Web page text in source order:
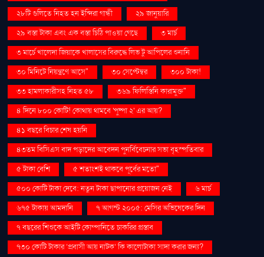
২৮টি গুলিতে নিহত হন ইন্দিরা গান্ধী
২৯ জানুয়ারি
২৯ বস্তা টাকা এবং এক বস্তা চিঠি পাওয়া গেছে
৩ মার্চ
৩ মার্চে খালেদা জিয়াকে খালাসের বিরুদ্ধে লিভ টু আপিলের শুনানি
৩০ মিনিটে নিয়ন্ত্রণে আসে"
৩০ সেপ্টেম্বর
৩০০ টাকা!
৩৩ হামলাকারীসহ নিহত ৫৮
৩৬৯ ফিলিস্তিনি কারামুক্ত"
৪ দিনে ৮০০ কোটি! কোথায় থামবে 'পুষ্পা ২' এর আয়?
৪১ বছরে বিচার শেষ হয়নি
৪৩তম বিসিএস বাদ পড়াদের আবেদন পুনর্বিবেচনার সভা বৃহস্পতিবার
৫ টাকা বেশি
৫ শতাংশই থাকবে পূর্বের মতো"
৫০০ কোটি টাকা দেবে: নতুন টাকা ছাপানোর প্রয়োজন নেই
৬ মার্চ
৬৭৫ টাকায় আমদানি
৭ আগস্ট ২০০৫: মেসির অভিষেকের দিন
৭ বছরের শিশুকে আইটি কোম্পানিতে চাকরির প্রস্তাব
৭৩০ কোটি টাকার ‘প্রবাসী আয় নাটক’ কি কালোটাকা সাদা করার জন্য?